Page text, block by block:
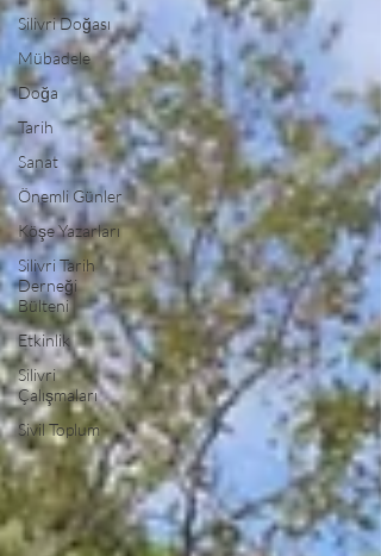
Silivri Doğası
Mübadele
Doğa
Tarih
Sanat
Önemli Günler
Köşe Yazarları
Silivri Tarih
Derneği
Bülteni
Etkinlik
Silivri
Çalışmaları
Sivil Toplum